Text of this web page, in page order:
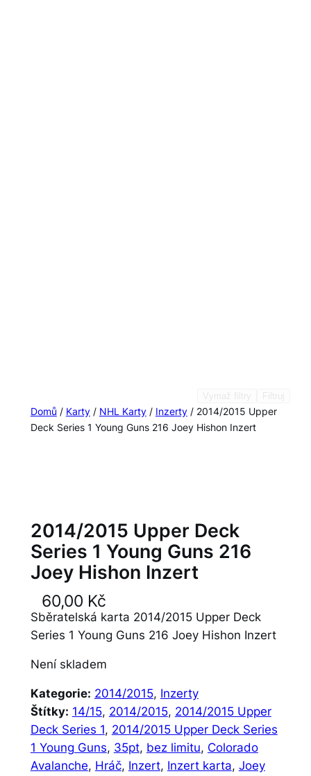
Domů / Karty/ NHL Karty/ Inzerty/ 2014/2015 Upper
Deck Series 1 Young Guns 216 Joey Hishon Inzert
2014/2015 Upper Deck
Series 1 Young Guns 216
Joey Hishon Inzert
60,00 Kč
Sběratelská karta 2014/2015 Upper Deck
Series 1 Young Guns 216 Joey Hishon Inzert
Není skladem
Kategorie: 2014/2015, Inzerty
Štítky: 14/15, 2014/2015, 2014/2015 Upper
Deck Series 1, 2014/2015 Upper Deck Series
1 Young Guns, 35pt, bez limitu, Colorado
Avalanche, Hráč, Inzert, Inzert karta, Joey